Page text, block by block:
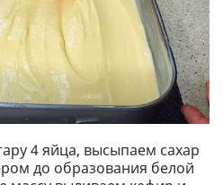
4 яйца, высыпаем сахар
до образования белой